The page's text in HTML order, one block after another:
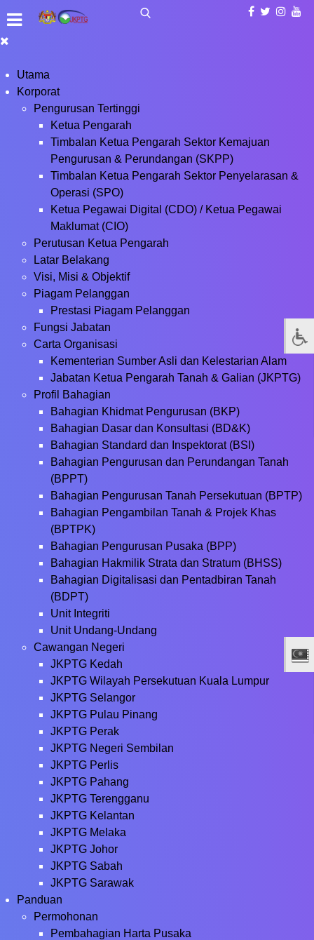
Utama
Korporat
Pengurusan Tertinggi
Ketua Pengarah
Timbalan Ketua Pengarah Sektor Kemajuan
Pengurusan & Perundangan (SKPP)
Timbalan Ketua Pengarah Sektor Penyelarasan &
Operasi (SPO)
Ketua Pegawai Digital (CDO) / Ketua Pegawai
Maklumat (CIO)
Perutusan Ketua Pengarah
Latar Belakang
Visi, Misi & Objektif
Piagam Pelanggan
Prestasi Piagam Pelanggan
Fungsi Jabatan
Carta Organisasi
Kementerian Sumber Asli dan Kelestarian Alam
Jabatan Ketua Pengarah Tanah & Galian (JKPTG)
Profil Bahagian
Bahagian Khidmat Pengurusan (BKP)
Bahagian Dasar dan Konsultasi (BD&K)
Bahagian Standard dan Inspektorat (BSI)
Bahagian Pengurusan dan Perundangan Tanah
(BPPT)
Bahagian Pengurusan Tanah Persekutuan (BPTP)
Bahagian Pengambilan Tanah & Projek Khas
(BPTPK)
Bahagian Pengurusan Pusaka (BPP)
Bahagian Hakmilik Strata dan Stratum (BHSS)
Bahagian Digitalisasi dan Pentadbiran Tanah
(BDPT)
Unit Integriti
Unit Undang-Undang
Cawangan Negeri
JKPTG Kedah
JKPTG Wilayah Persekutuan Kuala Lumpur
JKPTG Selangor
JKPTG Pulau Pinang
JKPTG Perak
JKPTG Negeri Sembilan
JKPTG Perlis
JKPTG Pahang
JKPTG Terengganu
JKPTG Kelantan
JKPTG Melaka
JKPTG Johor
JKPTG Sabah
JKPTG Sarawak
Panduan
Permohonan
Pembahagian Harta Pusaka